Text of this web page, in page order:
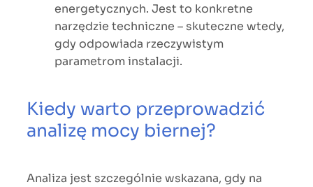
energetycznych. Jest to konkretne
narzędzie techniczne – skuteczne wtedy,
gdy odpowiada rzeczywistym
parametrom instalacji.
Kiedy warto przeprowadzić
analizę mocy biernej?
Analiza jest szczególnie wskazana, gdy na